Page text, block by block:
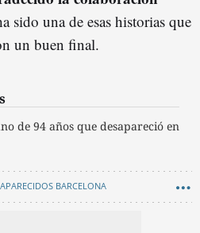
sido una de esas historias que
un buen final.
de 94 años que desapareció en
BARCELONA